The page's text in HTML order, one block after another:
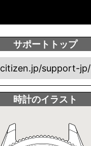
サポートトップ
citizen.jp/support-jp/
時計のイラスト